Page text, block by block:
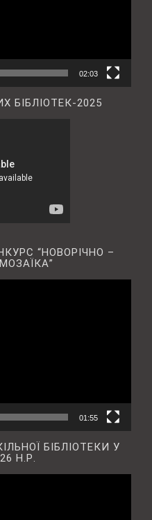
02:03
БІБЛІОТЕК-2025
“НОВОРІЧНО –
01:55
БІБЛІОТЕКИ У
Н.Р.